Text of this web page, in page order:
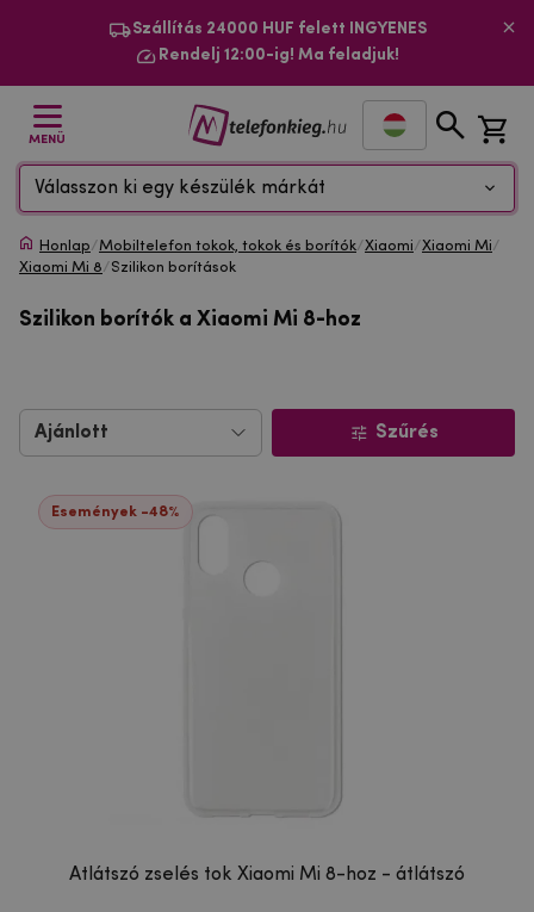
Szállítás 24000 HUF felett INGYENES
Rendelj 12:00-ig! Ma feladjuk!
MENÜ
Válasszon ki egy készülék márkát
Honlap/Mobiltelefon tokok, tokok és borítók/Xiaomi/Xiaomi Mi/
Xiaomi Mi 8/Szilikon borítások
Szilikon borítók a Xiaomi Mi 8-hoz
Események -48%
Átlátszó zselés tok Xiaomi Mi 8-hoz - átlátszó
Szűrés